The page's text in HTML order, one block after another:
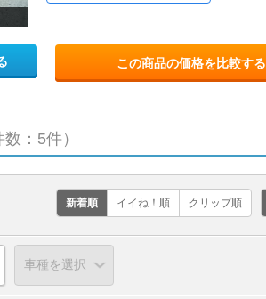
この商品の価格を比較する
数：5件）
新着順 イイね！順 クリップ順